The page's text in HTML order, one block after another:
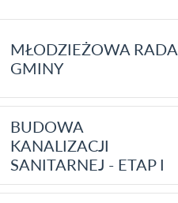
MŁODZIEŻOWA RADA
GMINY
BUDOWA
KANALIZACJI
SANITARNEJ - ETAP I